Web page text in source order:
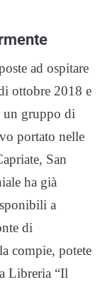
ad ospitare
ottobre 2018 e
un gruppo di
portato nelle
San
ha già
a
di
compie, potete
Libreria “Il